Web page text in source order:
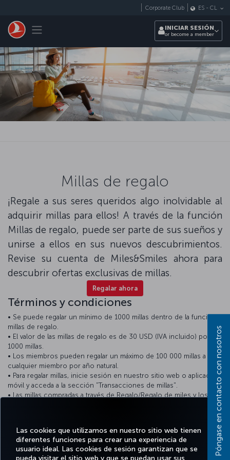
Las cookies que utilizamos en nuestro sitio web tienen
diferentes funciones para crear una experiencia de
usuario ideal. Las cookies de sesión garantizan que se
pueda visitar el sitio web y que se puedan usar sus
Toggle navigation
Corporate Club ES - CL
INICIAR SESIÓN
or become a member
Millas de regalo
¡Regale a sus seres queridos algo inolvidable al
adquirir millas para ellos! A través de la función
Millas de regalo, puede ser parte de sus sueños y
unirse a ellos en sus nuevos descubrimientos.
Revise su cuenta de Miles&Smiles ahora para
descubrir ofertas exclusivas de millas.
Regalar ahora
Términos y condiciones
• Se puede regalar un mínimo de 1000 millas dentro de la función
millas de regalo.
• El valor de las millas de regalo es de 30 USD (IVA incluido) por
1000 millas.
• Los miembros pueden regalar un máximo de 100 000 millas a
cualquier miembro por año natural.
• Para regalar millas, inicie sesión en nuestro sitio web o aplicación
móvil y acceda a la sección "Transacciones de millas".
• Las millas compradas a través de Regalo/Regalo de miles y los
Póngase en contacto con nosotros